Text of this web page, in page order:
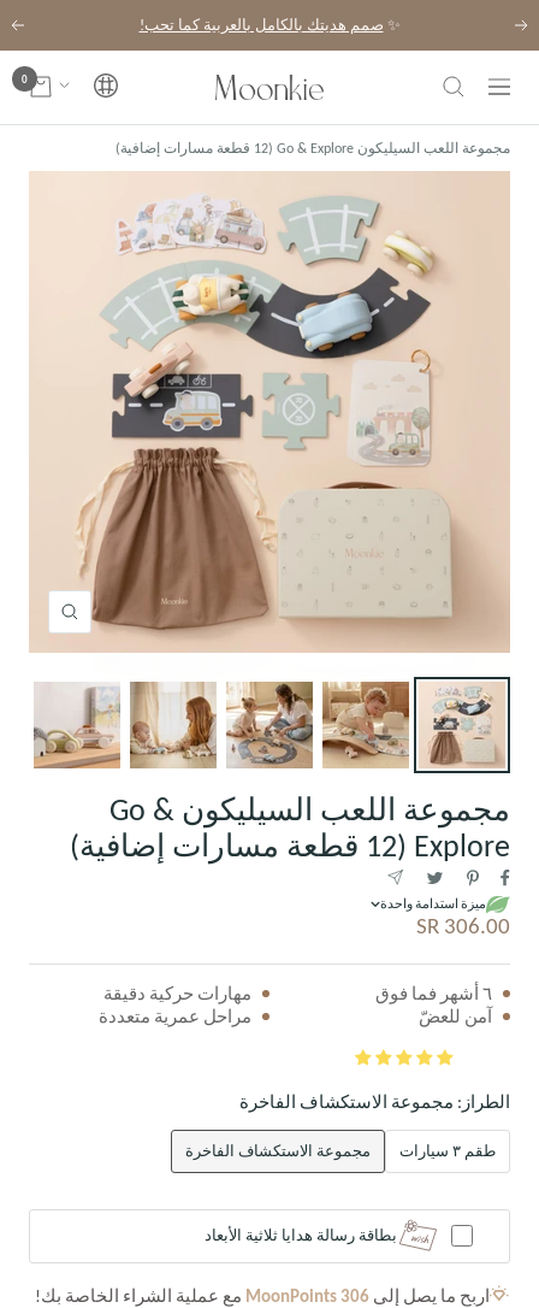
محتوي
السابق ✨ صمم هديتك بالكامل بالعربية كما تحب!
التنقل Moonkie اللغة 0
مجموعة اللعب السيليكون Go & Explore (12 قطعة مسارات إضافية)
Zoom
مجموعة اللعب السيليكون Go &
Explore (12 قطعة مسارات إضافية)
ميزة استدامة واحدة
السعر
المخفَّض
306.00 SR
٦ أشهر فما فوق
مهارات حركية دقيقة
آمن للعضّ
مراحل عمرية متعددة
الطراز: مجموعة الاستكشاف الفاخرة
طقم ٣ سيارات مجموعة الاستكشاف الفاخرة
بطاقة رسالة هدايا ثلاثية الأبعاد
اربح ما يصل إلى 306
MoonPoints
مع عملية الشراء الخاصة بك!